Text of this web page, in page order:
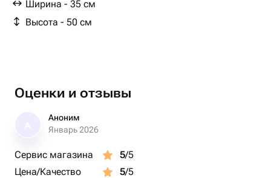
Ширина - 35 см
Высота - 50 см
Оценки и отзывы
Аноним
Январь 2026
Сервис магазина 5/5
Цена/Качество
5/5